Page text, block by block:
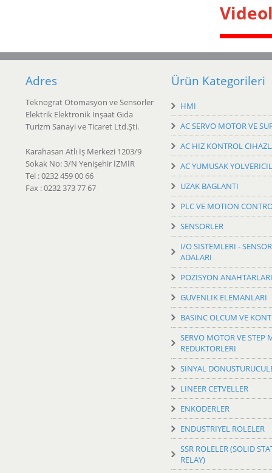
Adres
Teknograt Otomasyon ve Sensörler
Elektrik Elektronik İnşaat Gıda
Turizm Sanayi ve Ticaret Ltd.Şti.
Karahasan Atlı İş Merkezi 1203/9
Sokak No: 3/N Yenişehir İZMİR
Tel : 0232 459 00 66
Fax : 0232 373 77 67
Ürün Kategorileri
HMI
AC SERVO MOTOR VE
AC HIZ KONTROL
AC YUMUSAK
UZAK BAGLANTI
PLC VE MOTION
SENSORLER
I/O SISTEMLERI - SENSOR
ADALARI
POZISYON ANAHTARLARI
GUVENLIK ELEMANLARI
BASINC OLCUM VE
SERVO MOTOR VE STEP
REDUKTORLERI
SINYAL
LINEER CETVELLER
ENKODERLER
ENDUSTRIYEL ROLELER
SSR ROLELER (SOLID
RELAY)